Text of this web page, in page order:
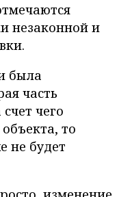
незаконной и
была
часть
чего
то
не будет